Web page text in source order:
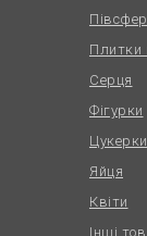
Плитки
Серця
Цукерки
Фігурки
Квіти
Яйця
Інші